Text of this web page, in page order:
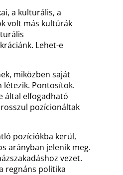
a kulturális, a
volt más kultúrák
Lehet-e
miközben saját
létezik. Pontosítok.
által elfogadható
pozícionáltak
pozíciókba kerül,
arányban jelenik meg.
vezet.
regnáns politika